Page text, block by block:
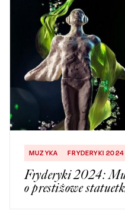
MUZYKA FRYDERYKI 2024
Fryderyki 2024:
o prestiżowe